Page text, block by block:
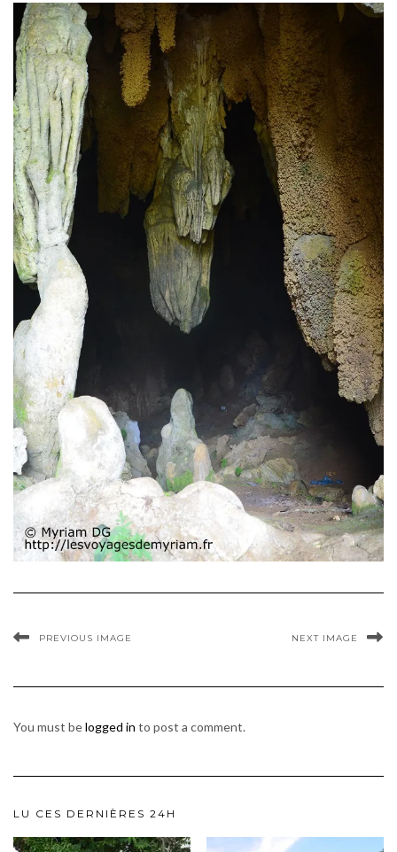
PREVIOUS IMAGE NEXT IMAGE
You must belogged in to post a comment.
LU CES DERNIÈRES 24H